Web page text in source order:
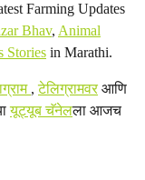
Farming Updates
Bhav, Animal
Stories in Marathi.
,टेलिग्रामवरआणि
यूट्यूब चॅनेलला आजच